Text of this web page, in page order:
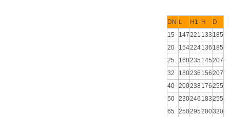
DN L H1 H
D
15
147221 133 185
20
154224136 185
25
160235 145207
32
180236 156207
40 200238 176255
50 230246 183255
65
250295200320